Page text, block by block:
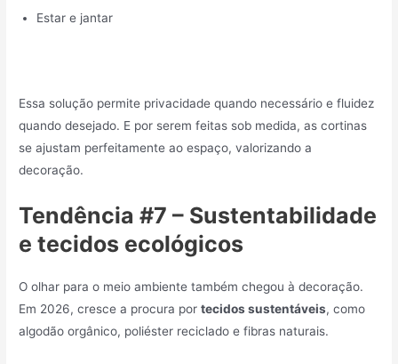
Estar e jantar
Essa solução permite privacidade quando necessário e fluidez
quando desejado. E por serem feitas sob medida, as cortinas
se ajustam perfeitamente ao espaço, valorizando a
decoração.
Tendência #7 – Sustentabilidade
e tecidos ecológicos
O olhar para o meio ambiente também chegou à decoração.
Em 2026, cresce a procura portecidos sustentáveis, como
algodão orgânico, poliéster reciclado e fibras naturais.